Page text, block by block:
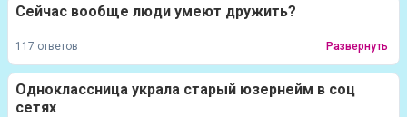
Сейчас вообще люди умеют дружить?
117 ответов Развернуть
Одноклассница украла старый юзернейм в соц
сетях